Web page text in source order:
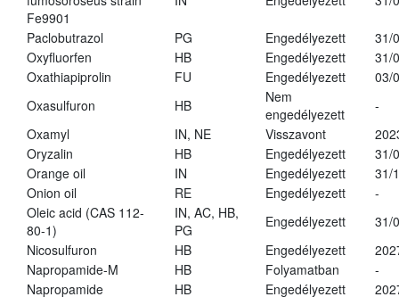
Fe9901
Paclobutrazol PG Engedélyezett
31/
Oxyfluorfen
HB Engedélyezett
31/
Oxathiapiprolin
FU Engedélyezett
03/
Oxasulfuron
HB
Nem
engedélyezett
-
Oxamyl
IN, NE Visszavont
Oryzalin
HB Engedélyezett
31/
Orange oil
IN Engedélyezett
31/
Onion oil
RE Engedélyezett
-
Oleic acid (CAS 112-
80-1)
IN, AC, HB,
PG
Engedélyezett
31/
Nicosulfuron
HB Engedélyezett
Napropamide-M
HB Folyamatban
-
Napropamide
HB Engedélyezett